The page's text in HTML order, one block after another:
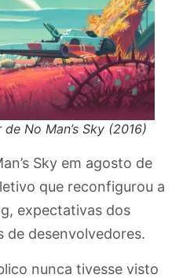
No Man’s Sky (2016)
Sky em agosto de
que reconfigurou a
expectativas dos
de desenvolvedores.
nunca tivesse visto